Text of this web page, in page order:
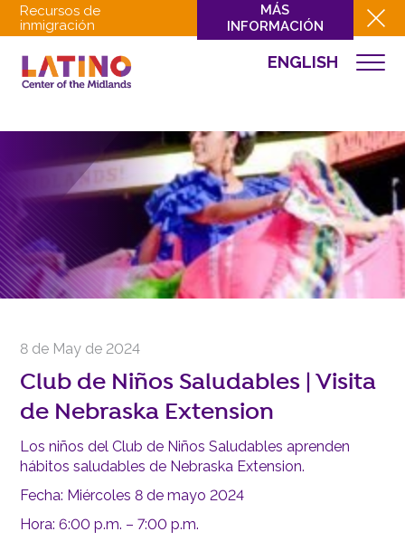
Recursos de
inmigración
MÁS
INFORMACIÓN
ENGLISH
QUIÉNES SOMOS
INVOLUCRARSE
EVENTOS
NOTICIAS
RECURSOS
EVENTOS
8 de May de 2024
Club de Niños Saludables | Visita
de Nebraska Extension
Los niños del Club de Niños Saludables aprenden
hábitos saludables de Nebraska Extension.
Fecha: Miércoles 8 de mayo 2024
Hora: 6:00 p.m. – 7:00 p.m.